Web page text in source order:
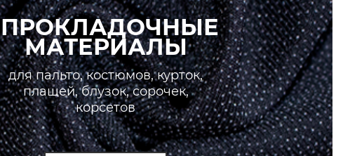
ПРОКЛАДОЧНЫЕ
МАТЕРИАЛЫ
для пальто, костюмов, курток,
плащей, блузок, сорочек,
корсетов